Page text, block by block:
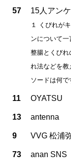
57 15人アン
１ くびれが
ンについて
整腸とくび
れ法などを
ソードは何
11 OYATSU
13 antenna
9 VVG 松浦
73 anan SNS